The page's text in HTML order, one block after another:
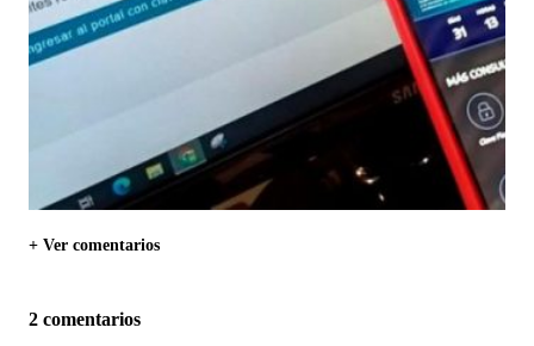
+ Ver comentarios
2 comentarios